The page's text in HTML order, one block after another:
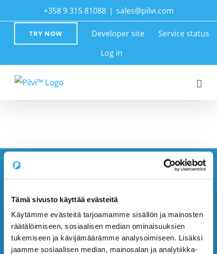
Tämä sivusto käyttää evästeitä
Käytämme evästeitä tarjoamamme sisällön ja mainosten
räätälöimiseen, sosiaalisen median ominaisuuksien
tukemiseen ja kävijämäärämme analysoimiseen. Lisäksi
jaamme sosiaalisen median, mainosalan ja analytiikka-
to
+358 9 315 81088 | sales@pilvi.com
TRY NOW Developer site
Service status
Log in
PILVI™
Benefits